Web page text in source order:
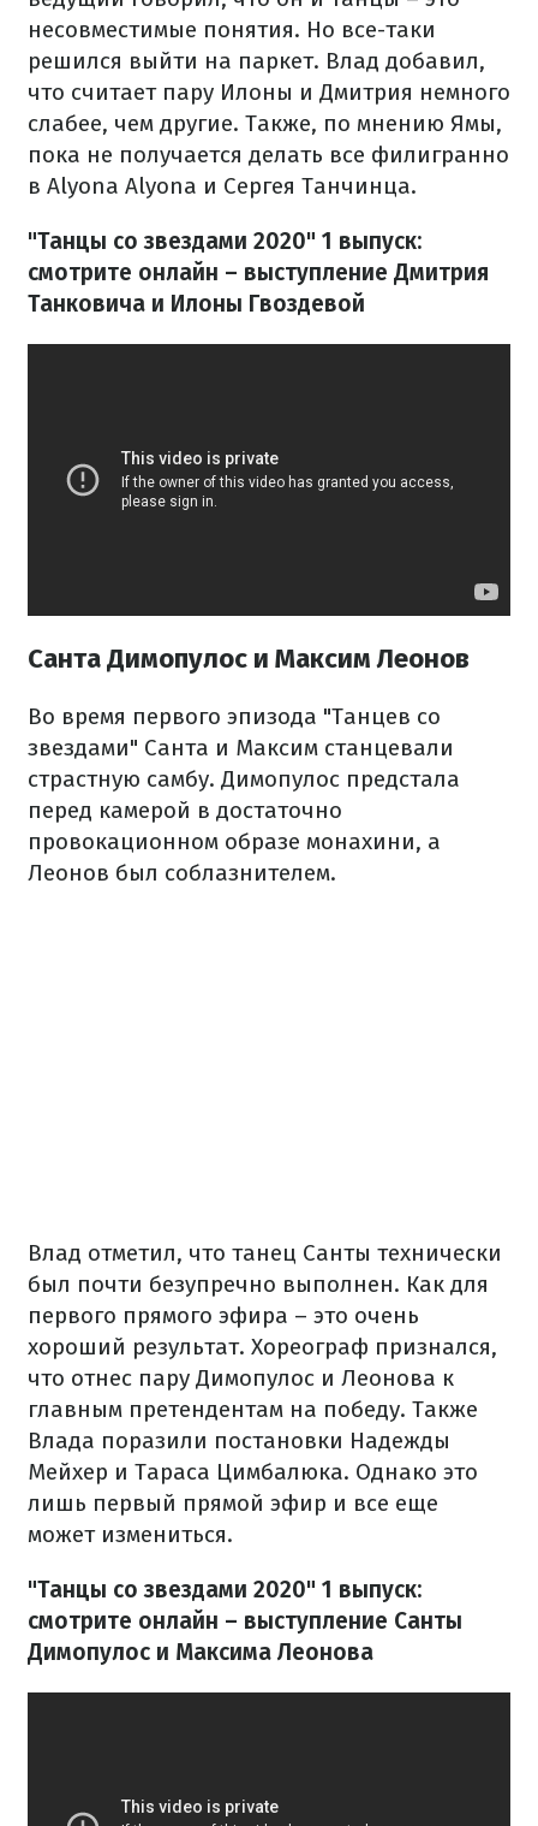
несовместимые понятия. Но все-таки
решился выйти на паркет. Влад добавил,
что считает пару Илоны и Дмитрия немного
слабее, чем другие. Также, по мнению Ямы,
пока не получается делать все филигранно
в Alyona Alyona и Сергея Танчинца.
"Танцы со звездами 2020" 1 выпуск:
смотрите онлайн – выступление Дмитрия
Танковича и Илоны Гвоздевой
Санта Димопулос и Максим Леонов
Во время первого эпизода "Танцев со
звездами" Санта и Максим станцевали
страстную самбу. Димопулос предстала
перед камерой в достаточно
провокационном образе монахини, а
Леонов был соблазнителем.
Влад отметил, что танец Санты технически
был почти безупречно выполнен. Как для
первого прямого эфира – это очень
хороший результат. Хореограф признался,
что отнес пару Димопулос и Леонова к
главным претендентам на победу. Также
Влада поразили постановки Надежды
Мейхер и Тараса Цимбалюка. Однако это
лишь первый прямой эфир и все еще
может измениться.
"Танцы со звездами 2020" 1 выпуск:
смотрите онлайн – выступление Санты
Димопулос и Максима Леонова